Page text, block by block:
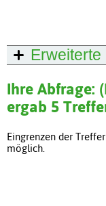
Ihre Abfrage:
ergab 5
Eingrenzen der
möglich.